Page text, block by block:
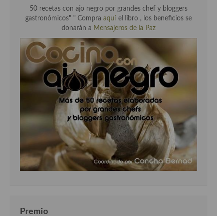
50 recetas con ajo negro por grandes chef y bloggers
gastronómicos" " Compra aquí el libro , los beneficios se
donarán a Mensajeros de la Paz
Premio